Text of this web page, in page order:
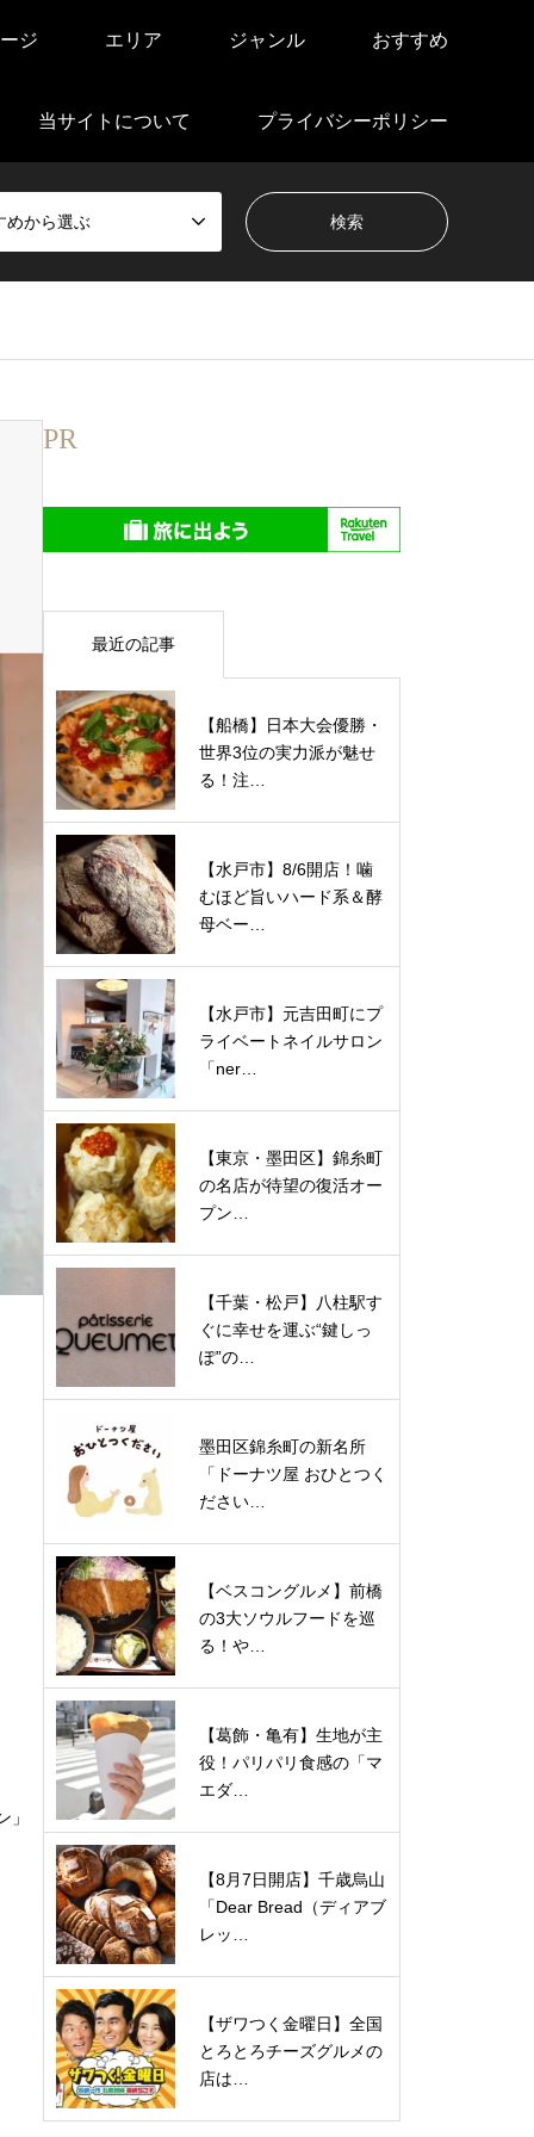
ジ エリア ジャンル おすすめ
当サイトについて プライバシーポリシー
めから選ぶ
PR
最近の記事
【船橋】日本大会優勝・
世界3位の実力派が魅せ
る！注…
【水戸市】8/6開店！噛
むほど旨いハード系＆酵
母ベー…
【水戸市】元吉田町にプ
ライベートネイルサロン
「ner…
【東京・墨田区】錦糸町
の名店が待望の復活オー
プン…
【千葉・松戸】八柱駅す
ぐに幸せを運ぶ“鍵しっ
ぽ”の…
墨田区錦糸町の新名所
「ドーナツ屋 おひとつく
ださい…
【ベスコングルメ】前橋
の3大ソウルフードを巡
る！や…
【葛飾・亀有】生地が主
役！パリパリ食感の「マ
エダ…
【8月7日開店】千歳烏山
「Dear Bread（ディアブ
レッ…
【ザワつく金曜日】全国
とろとろチーズグルメの
店は…